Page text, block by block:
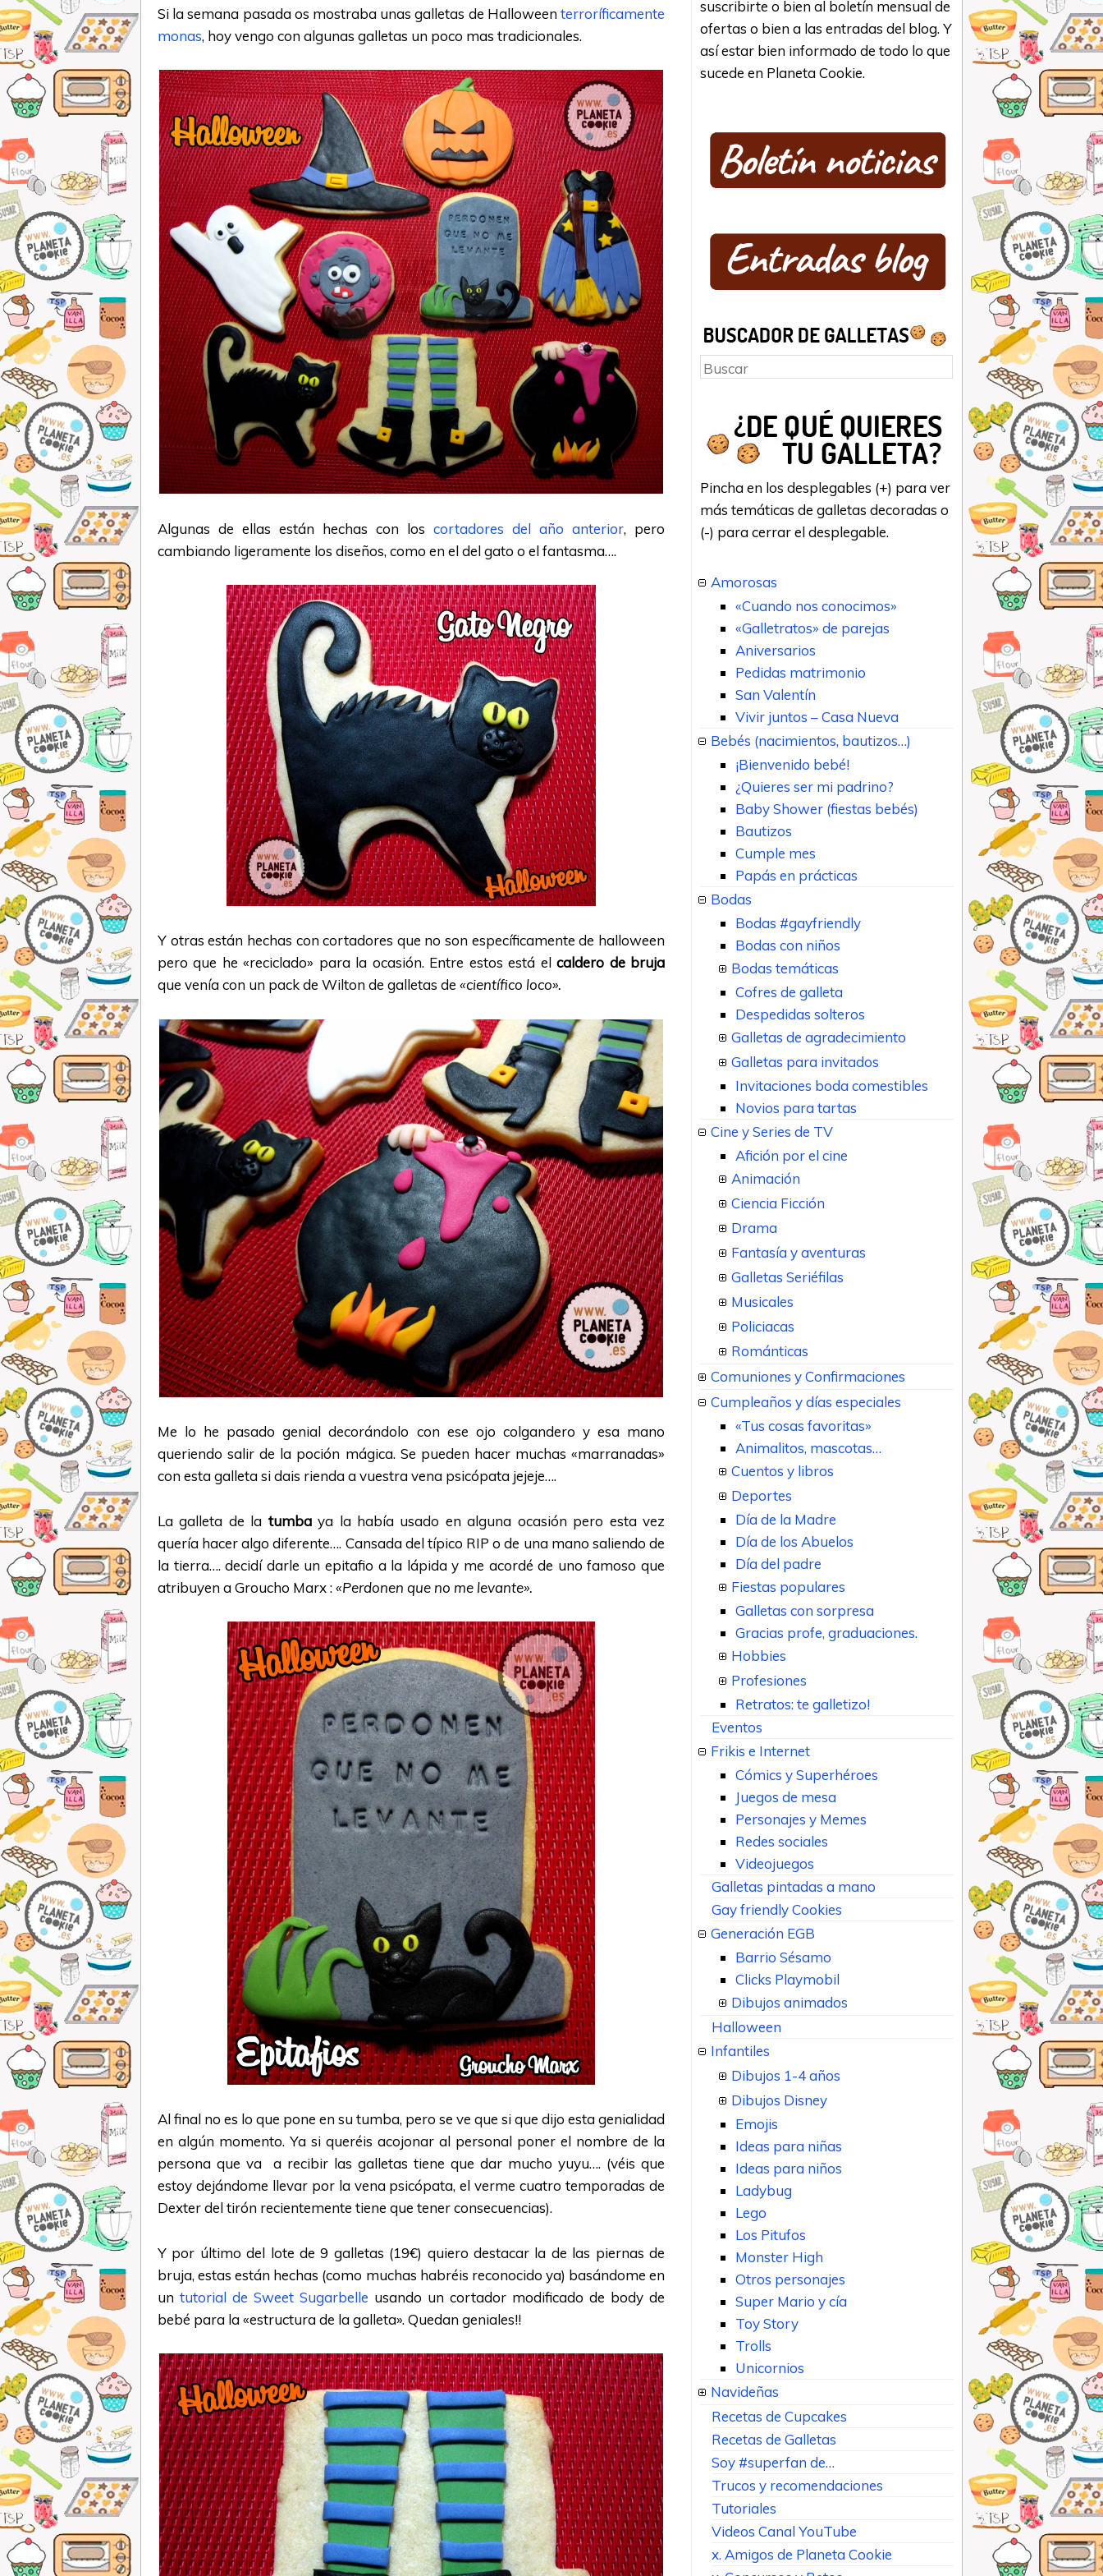
Si la semana pasada os mostraba unas galletas de Halloweenterroríficamente
monas, hoy vengo con algunas galletas un poco mas tradicionales.
Algunas de ellas están hechas con los cortadores del año anterior, pero
cambiando ligeramente los diseños, como en el del gato o el fantasma….
Y otras están hechas con cortadores que no son específicamente de halloween
pero que he «reciclado» para la ocasión. Entre estos está elcaldero de bruja
que venía con un pack de Wilton de galletas de «científico loco».
Me lo he pasado genial decorándolo con ese ojo colgandero y esa mano
queriendo salir de la poción mágica. Se pueden hacer muchas «marranadas»
con esta galleta si dais rienda a vuestra vena psicópata jejeje….
La galleta de la tumbaya la había usado en alguna ocasión pero esta vez
quería hacer algo diferente…. Cansada del típico RIP o de una mano saliendo de
la tierra…. decidí darle un epitafio a la lápida y me acordé de uno famoso que
atribuyen a Groucho Marx :«Perdonen que no me levante».
Al final no es lo que pone en su tumba, pero se ve que si que dijo esta genialidad
en algún momento. Ya si queréis acojonar al personal poner el nombre de la
persona que va a recibir las galletas tiene que dar mucho yuyu…. (véis que
estoy dejándome llevar por la vena psicópata, el verme cuatro temporadas de
Dexter del tirón recientemente tiene que tener consecuencias).
Y por último del lote de 9 galletas (19€) quiero destacar la de las piernas de
bruja, estas están hechas (como muchas habréis reconocido ya) basándome en
un tutorial de Sweet Sugarbelle usando un cortador modificado de body de
bebé para la «estructura de la galleta». Quedan geniales!!
suscribirte o bien al boletín mensual de
ofertas o bien a las entradas del blog. Y
así estar bien informado de todo lo que
sucede en Planeta Cookie.
Buscar
Pincha en los desplegables (+) para ver
más temáticas de galletas decoradas o
(-) para cerrar el desplegable.
Amorosas
«Cuando nos conocimos»
«Galletratos» de parejas
Aniversarios
Pedidas matrimonio
San Valentín
Vivir juntos – Casa Nueva
Bebés (nacimientos, bautizos…)
¡Bienvenido bebé!
¿Quieres ser mi padrino?
Baby Shower (fiestas bebés)
Bautizos
Cumple mes
Papás en prácticas
Bodas
Bodas #gayfriendly
Bodas con niños
Bodas temáticas
Cofres de galleta
Despedidas solteros
Galletas de agradecimiento
Galletas para invitados
Invitaciones boda comestibles
Novios para tartas
Cine y Series de TV
Afición por el cine
Animación
Ciencia Ficción
Drama
Fantasía y aventuras
Galletas Seriéfilas
Musicales
Policiacas
Románticas
Comuniones y Confirmaciones
Cumpleaños y días especiales
«Tus cosas favoritas»
Animalitos, mascotas…
Cuentos y libros
Deportes
Día de la Madre
Día de los Abuelos
Día del padre
Fiestas populares
Galletas con sorpresa
Gracias profe, graduaciones.
Hobbies
Profesiones
Retratos: te galletizo!
Eventos
Frikis e Internet
Cómics y Superhéroes
Juegos de mesa
Personajes y Memes
Redes sociales
Videojuegos
Galletas pintadas a mano
Gay friendly Cookies
Generación EGB
Barrio Sésamo
Clicks Playmobil
Dibujos animados
Halloween
Infantiles
Dibujos 1-4 años
Dibujos Disney
Emojis
Ideas para niñas
Ideas para niños
Ladybug
Lego
Los Pitufos
Monster High
Otros personajes
Super Mario y cía
Toy Story
Trolls
Unicornios
Navideñas
Recetas de Cupcakes
Recetas de Galletas
Soy #superfan de…
Trucos y recomendaciones
Tutoriales
Videos Canal YouTube
x. Amigos de Planeta Cookie